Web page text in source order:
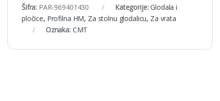
Šifra: PAR-969401430 Kategorije:Glodala i
pločice, Profilna HM, Za stolnu glodalicu, Za vrata
Oznaka: CMT